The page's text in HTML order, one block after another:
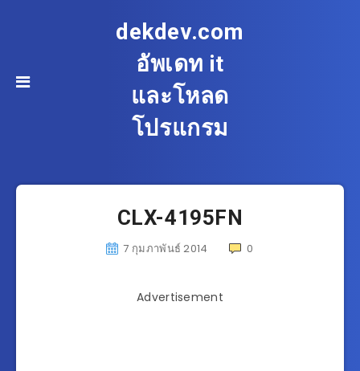
dekdev.com
อัพเดท it
และโหลด
โปรแกรม
CLX-4195FN
7 กุมภาพันธ์ 2014 0
Advertisement